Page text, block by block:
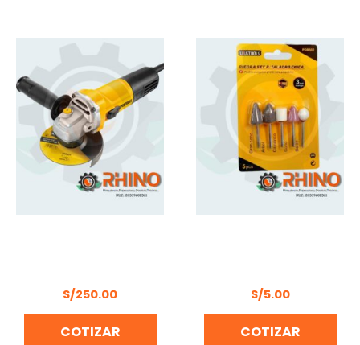
S/250.00
COTIZAR
S/5.00
COTIZAR